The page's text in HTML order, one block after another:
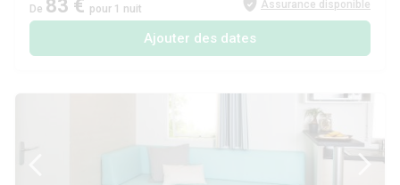
De 83 € pour 1 nuit Assurance disponible
Ajouter des dates